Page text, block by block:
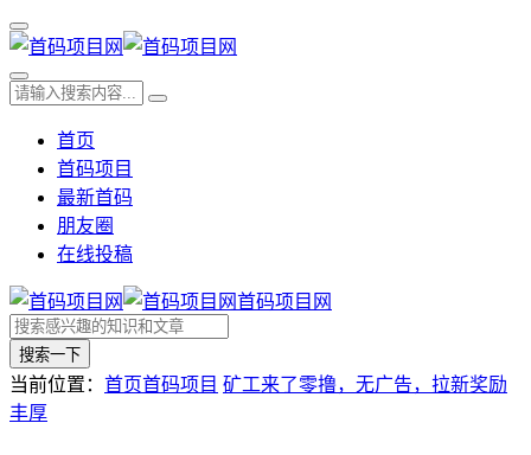
首页
首码项目
最新首码
朋友圈
在线投稿
首码项目网
搜索一下
当前位置： 首页首码项目 矿工来了零撸，无广告，拉新奖励
丰厚